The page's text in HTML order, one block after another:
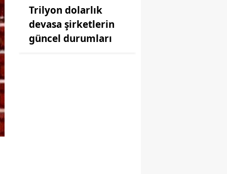
Trilyon dolarlık
devasa şirketlerin
güncel durumları